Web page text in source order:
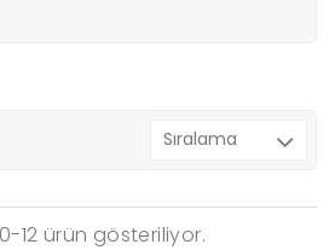
12 ürün gösteriliyor.